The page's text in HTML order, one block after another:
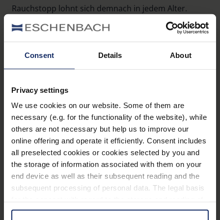
Consent Details About
Privacy settings
We use cookies on our website. Some of them are
necessary (e.g. for the functionality of the website), while
others are not necessary but help us to improve our
online offering and operate it efficiently. Consent includes
all preselected cookies or cookies selected by you and
the storage of information associated with them on your
end device as well as their subsequent reading and the
subsequent processing of personal data. The legal basis
information is Art. 25 para. 1 TDDDG and with regard to
Rauchstopp lohnt sich demnach in jedem Alter.
Schon gewusst?Auch das Rauchen von
E-
Zigarettenkann sich negativ auf die
Augengesundheit auswirken. Besonders bei jungen
Menschen, bei denen diese Produkte häufig beliebt
Zigaretten enthalten in der Regel Nikotin, das die
Blutgefäße verengen und die Durchblutung im Auge
beeinträchtigen kann. Zudem können enthaltene
Zusatzstoffe und Aerosole entzündliche Prozesse
im Auge fördern.
Ganzheitliche Ansätze